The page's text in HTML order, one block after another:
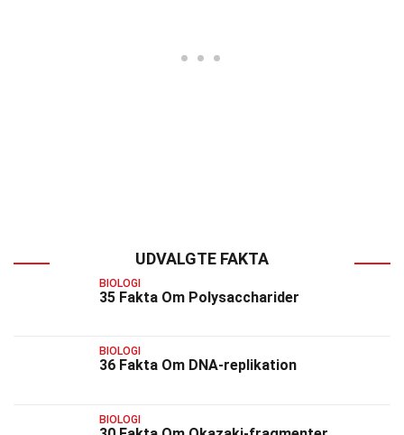
UDVALGTE FAKTA
BIOLOGI
35 Fakta Om Polysaccharider
BIOLOGI
36 Fakta Om DNA-replikation
BIOLOGI